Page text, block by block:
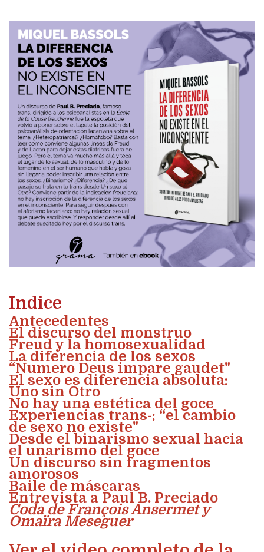
Indice
Antecedentes
El discurso del monstruo
Freud y la homosexualidad
La diferencia de los sexos
“Numero Deus impare gaudet"
El sexo es diferencia absoluta:
Uno sin Otro
No hay una estética del goce
Experiencias trans-: “el cambio
de sexo no existe"
Desde el binarismo sexual hacia
el unarismo del goce
Un discurso sin fragmentos
amorosos
Baile de máscaras
Entrevista a Paul B. Preciado
Coda de François Ansermet y
Omaïra Meseguer